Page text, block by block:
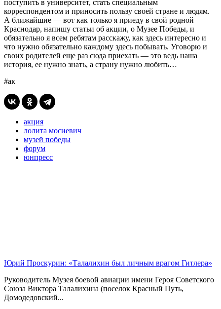
поступить в университет, стать специальным
корреспондентом и приносить пользу своей стране и людям.
А ближайшие — вот как только я приеду в свой родной
Краснодар, напишу статьи об акции, о Музее Победы, и
обязательно я всем ребятам расскажу, как здесь интересно и
что нужно обязательно каждому здесь побывать. Уговорю и
своих родителей еще раз сюда приехать — это ведь наша
история, ее нужно знать, а страну нужно любить…
#ак
акция
лолита мосиевич
музей победы
форум
юнпресс
Юрий Проскурин: «Талалихин был личным врагом Гитлера»
Руководитель Музея боевой авиации имени Героя Советского
Союза Виктора Талалихина (поселок Красный Путь,
Домодедовский...